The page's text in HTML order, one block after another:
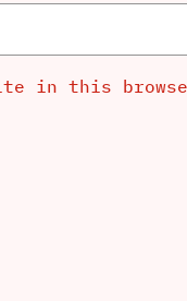
in this